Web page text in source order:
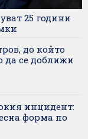
25 години
до който
да се доближи
инцидент:
форма по